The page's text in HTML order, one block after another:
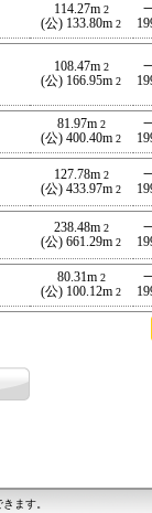
114.27m 2
(公) 133.80m 2
108.47m 2
(公) 166.95m 2
81.97m 2
(公) 400.40m 2
127.78m 2
(公) 433.97m 2
238.48m 2
(公) 661.29m 2
80.31m 2
(公) 100.12m 2
ます。